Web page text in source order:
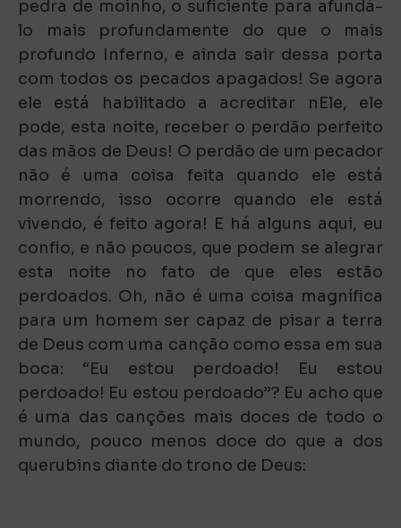
pedra de moinho, o suficiente para afundá-
lo mais profundamente do que o mais
profundo Inferno, e ainda sair dessa porta
com todos os pecados apagados! Se agora
ele está habilitado a acreditar nEle, ele
pode, esta noite, receber o perdão perfeito
das mãos de Deus! O perdão de um pecador
não é uma coisa feita quando ele está
morrendo, isso ocorre quando ele está
vivendo, é feito agora! E há alguns aqui, eu
confio, e não poucos, que podem se alegrar
esta noite no fato de que eles estão
perdoados. Oh, não é uma coisa magnífica
para um homem ser capaz de pisar a terra
de Deus com uma canção como essa em sua
boca: “Eu estou perdoado! Eu estou
perdoado! Eu estou perdoado”? Eu acho que
é uma das canções mais doces de todo o
mundo, pouco menos doce do que a dos
querubins diante do trono de Deus: